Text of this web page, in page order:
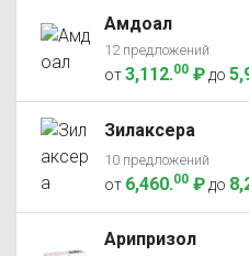
Амдоал
12 предложений
от3,112.00 ₽ до
Зилаксера
10 предложений
от 6,460.00 ₽ до
Арипризол